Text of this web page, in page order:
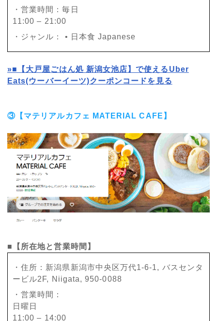
・営業時間：毎日
11:00 – 21:00
・ジャンル： • 日本食 Japanese
»■【大戸屋ごはん処 新潟女池店】で使えるUber
Eats(ウーバーイーツ)クーポンコードを見る
③【マテリアルカフェ MATERIAL CAFE】
■【所在地と営業時間】
・住所：新潟県新潟市中央区万代1-6-1, バスセンタ
ービル2F, Niigata, 950-0088
・営業時間：
日曜日
11:00 – 14:00